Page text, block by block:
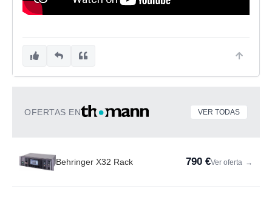
OFERTAS EN VER TODAS
Behringer X32 Rack 790 €Ver oferta →